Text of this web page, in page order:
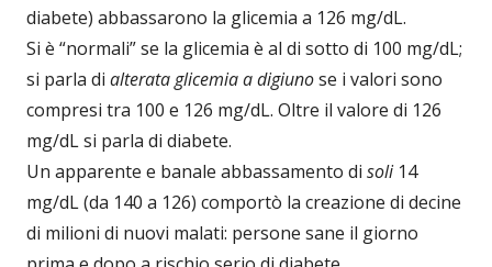
diabete) abbassarono la glicemia a 126 mg/dL.
Si è “normali” se la glicemia è al di sotto di 100 mg/dL;
si parla di alterata glicemia a digiunose i valori sono
compresi tra 100 e 126 mg/dL. Oltre il valore di 126
mg/dL si parla di diabete.
Un apparente e banale abbassamento di soli14
mg/dL (da 140 a 126) comportò la creazione di decine
di milioni di nuovi malati: persone sane il giorno